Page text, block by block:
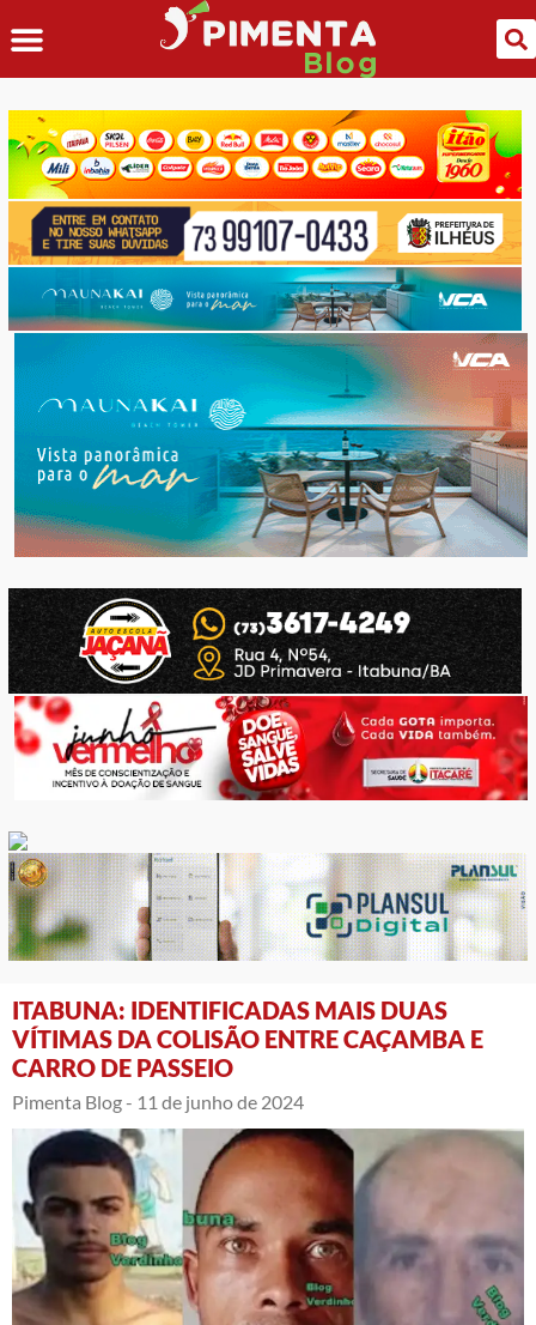
ITABUNA: IDENTIFICADAS MAIS DUAS
VÍTIMAS DA COLISÃO ENTRE CAÇAMBA E
CARRO DE PASSEIO
Pimenta Blog - 11 de junho de 2024